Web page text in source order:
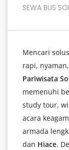
SEWA BUS
Mencari
rapi,
Pariwisata
memenuhi
study tour,
acara
armada
dan Hiace.